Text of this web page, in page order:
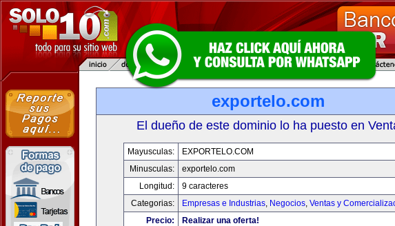
exportelo.com
El dueño de este dominio lo ha puesto en
Mayusculas:
EXPORTELO.COM
Minusculas:
exportelo.com
Longitud:
9 caracteres
Categorias:
Empresas e Industrias, Negocios, Ventas y
Precio:
Realizar una oferta!